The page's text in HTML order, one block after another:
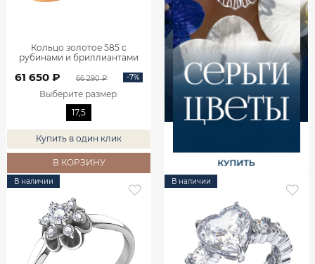
Кольцо золотое 585 с
рубинами и бриллиантами
61 650 ₽ 66 290 ₽ -7%
Выберите размер:
17,5
Купить в один клик
В КОРЗИНУ
В наличии В наличии